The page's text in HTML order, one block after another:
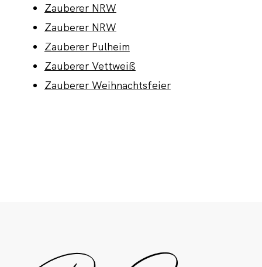
Zauberer NRW
Zauberer NRW
Zauberer Pulheim
Zauberer Vettweiß
Zauberer Weihnachtsfeier